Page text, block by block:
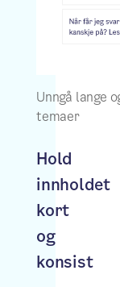
Unngå lange
temaer
Hold
innholdet
kort
og
konsist